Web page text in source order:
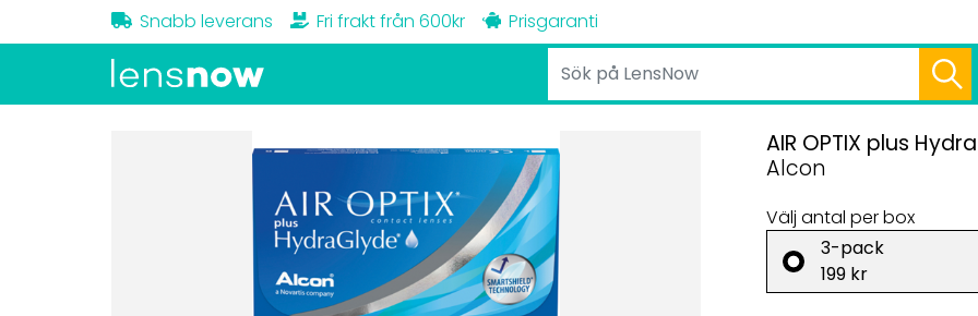
Snabb leverans Fri frakt från 600kr Prisgaranti
AIR OPTIX plus
Alcon
Välj antal per box
3-pack
199 kr